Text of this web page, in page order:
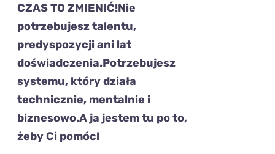
CZAS TO ZMIENIĆ!Nie
potrzebujesz talentu,
predyspozycji ani lat
doświadczenia.Potrzebujesz
systemu, który działa
technicznie, mentalnie i
biznesowo.A ja jestem tu po to,
żeby Ci pomóc!